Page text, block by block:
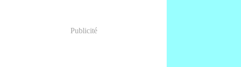
Publicité